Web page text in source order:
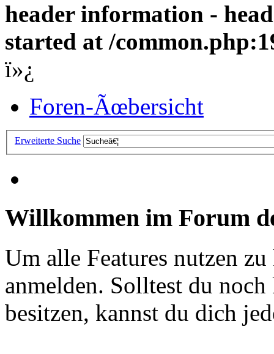
header information -
started at /
ï»¿
Foren-Ãœbersicht
Erweiterte Suche
Willkommen im Forum
Um alle Features nutzen
anmelden. Solltest du
besitzen, kannst du dich